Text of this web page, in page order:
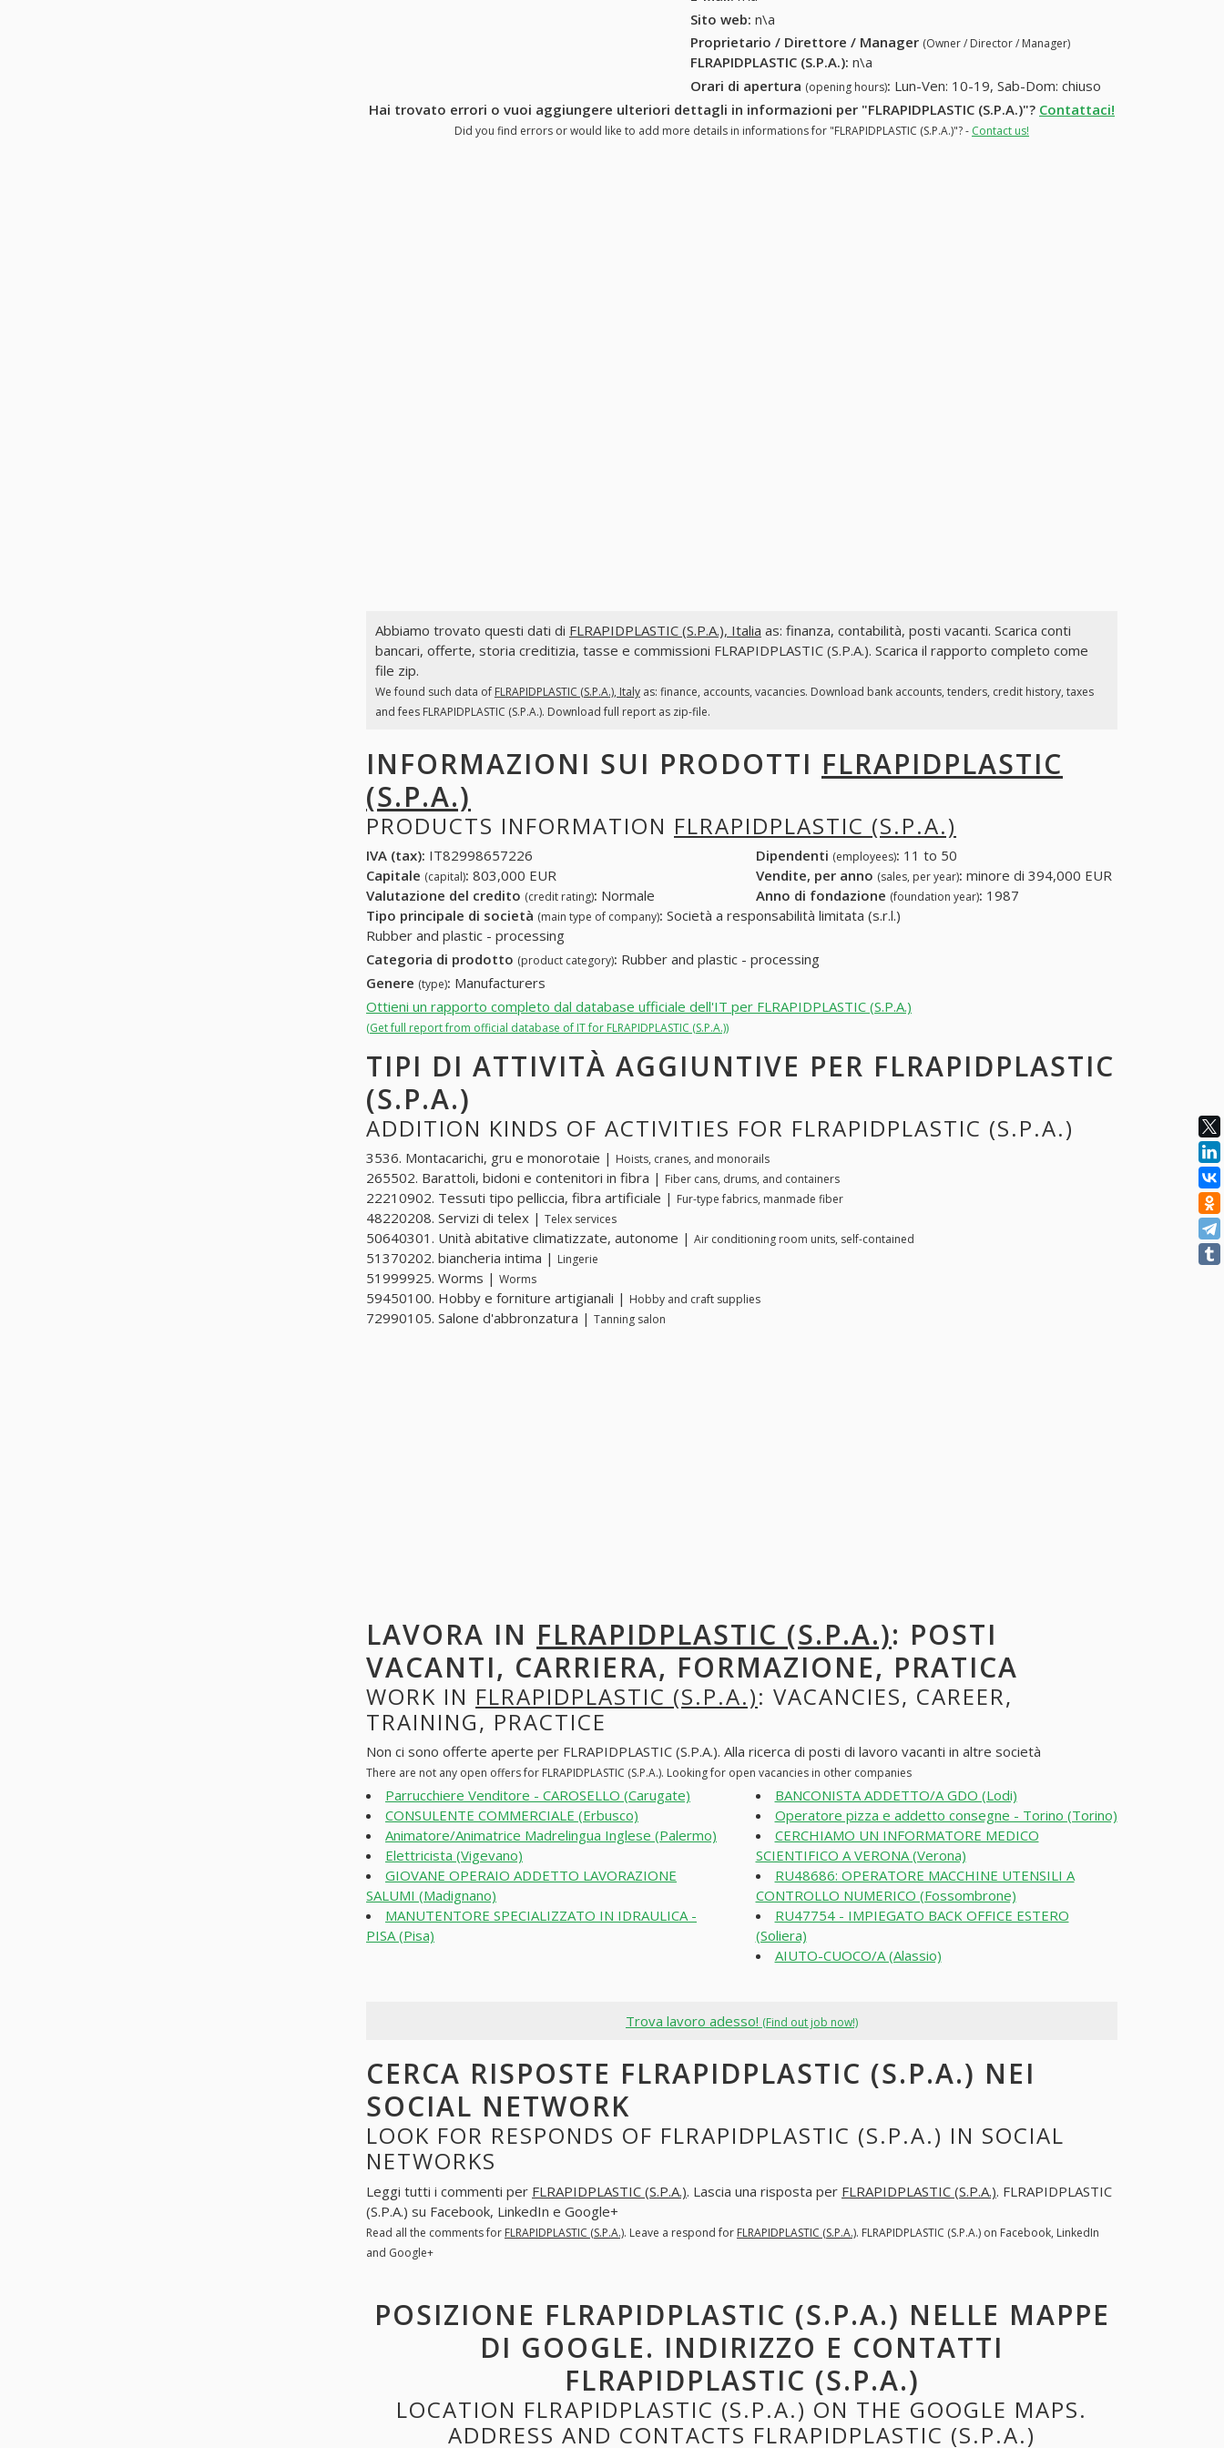
Sito web: n\a
Proprietario / Direttore / Manager (Owner / Director / Manager)
FLRAPIDPLASTIC (S.P.A.): n\a
Orari di apertura (opening hours): Lun-Ven: 10-19, Sab-Dom: chiuso
Hai trovato errori o vuoi aggiungere ulteriori dettagli in informazioni per "FLRAPIDPLASTIC (S.P.A.)"? Contattaci!
Did you find errors or would like to add more details in informations for "FLRAPIDPLASTIC (S.P.A.)"? - Contact us!
Abbiamo trovato questi dati di FLRAPIDPLASTIC (S.P.A.), Italia as: finanza, contabilità, posti vacanti. Scarica conti
bancari, offerte, storia creditizia, tasse e commissioni FLRAPIDPLASTIC (S.P.A.). Scarica il rapporto completo come
file zip.
We found such data of FLRAPIDPLASTIC (S.P.A.), Italyas: finance, accounts, vacancies. Download bank accounts, tenders, credit history, taxes
and fees FLRAPIDPLASTIC (S.P.A.). Download full report as zip-file.
INFORMAZIONI SUI PRODOTTI FLRAPIDPLASTIC
(S.P.A.)
PRODUCTS INFORMATION FLRAPIDPLASTIC (S.P.A.)
IVA (tax): IT82998657226 Dipendenti (employees): 11 to 50
Capitale (capital): 803,000 EUR Vendite, per anno (sales, per year): minore di 394,000 EUR
Valutazione del credito (credit rating): Normale Anno di fondazione (foundation year): 1987
Tipo principale di società (main type of company): Società a responsabilità limitata (s.r.l.)
Rubber and plastic - processing
Categoria di prodotto (product category): Rubber and plastic - processing
Genere (type): Manufacturers
Ottieni un rapporto completo dal database ufficiale dell'IT per FLRAPIDPLASTIC (S.P.A.)
(Get full report from official database of IT for FLRAPIDPLASTIC (S.P.A.))
TIPI DI ATTIVITÀ AGGIUNTIVE PER FLRAPIDPLASTIC
(S.P.A.)
ADDITION KINDS OF ACTIVITIES FOR FLRAPIDPLASTIC (S.P.A.)
3536. Montacarichi, gru e monorotaie | Hoists, cranes, and monorails
265502. Barattoli, bidoni e contenitori in fibra | Fiber cans, drums, and containers
22210902. Tessuti tipo pelliccia, fibra artificiale | Fur-type fabrics, manmade fiber
48220208. Servizi di telex | Telex services
50640301. Unità abitative climatizzate, autonome | Air conditioning room units, self-contained
51370202. biancheria intima | Lingerie
51999925. Worms | Worms
59450100. Hobby e forniture artigianali | Hobby and craft supplies
72990105. Salone d'abbronzatura | Tanning salon
LAVORA IN FLRAPIDPLASTIC (S.P.A.): POSTI
VACANTI, CARRIERA, FORMAZIONE, PRATICA
WORK IN FLRAPIDPLASTIC (S.P.A.): VACANCIES, CAREER,
TRAINING, PRACTICE
Non ci sono offerte aperte per FLRAPIDPLASTIC (S.P.A.). Alla ricerca di posti di lavoro vacanti in altre società
There are not any open offers for FLRAPIDPLASTIC (S.P.A.). Looking for open vacancies in other companies
Parrucchiere Venditore - CAROSELLO (Carugate)
CONSULENTE COMMERCIALE (Erbusco)
Animatore/Animatrice Madrelingua Inglese (Palermo)
Elettricista (Vigevano)
GIOVANE OPERAIO ADDETTO LAVORAZIONE
SALUMI (Madignano)
MANUTENTORE SPECIALIZZATO IN IDRAULICA -
PISA (Pisa)
BANCONISTA ADDETTO/A GDO (Lodi)
Operatore pizza e addetto consegne - Torino (Torino)
CERCHIAMO UN INFORMATORE MEDICO
SCIENTIFICO A VERONA (Verona)
RU48686: OPERATORE MACCHINE UTENSILI A
CONTROLLO NUMERICO (Fossombrone)
RU47754 - IMPIEGATO BACK OFFICE ESTERO
(Soliera)
AIUTO-CUOCO/A (Alassio)
Trova lavoro adesso! (Find out job now!)
CERCA RISPOSTE FLRAPIDPLASTIC (S.P.A.) NEI
SOCIAL NETWORK
LOOK FOR RESPONDS OF FLRAPIDPLASTIC (S.P.A.) IN SOCIAL
NETWORKS
Leggi tutti i commenti per FLRAPIDPLASTIC (S.P.A.). Lascia una risposta per FLRAPIDPLASTIC (S.P.A.). FLRAPIDPLASTIC
(S.P.A.) su Facebook, LinkedIn e Google+
Read all the comments for FLRAPIDPLASTIC (S.P.A.). Leave a respond for FLRAPIDPLASTIC (S.P.A.). FLRAPIDPLASTIC (S.P.A.) on Facebook, LinkedIn
and Google+
POSIZIONE FLRAPIDPLASTIC (S.P.A.) NELLE MAPPE
DI GOOGLE. INDIRIZZO E CONTATTI
FLRAPIDPLASTIC (S.P.A.)
LOCATION FLRAPIDPLASTIC (S.P.A.) ON THE GOOGLE MAPS.
ADDRESS AND CONTACTS FLRAPIDPLASTIC (S.P.A.)